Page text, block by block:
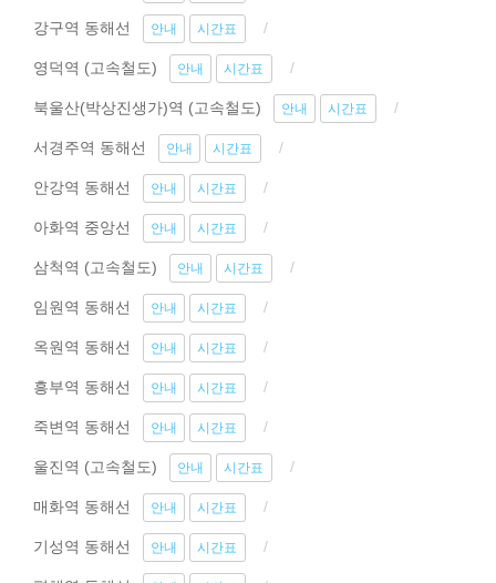
강구역 동해선 안내 시간표
영덕역 (고속철도) 안내 시간표
북울산(박상진생가)역 (고속철도) 안내 시간표
서경주역 동해선 안내 시간표
안강역 동해선 안내 시간표
아화역 중앙선 안내 시간표
삼척역 (고속철도) 안내 시간표
임원역 동해선 안내 시간표
옥원역 동해선 안내 시간표
흥부역 동해선 안내 시간표
죽변역 동해선 안내 시간표
울진역 (고속철도) 안내 시간표
매화역 동해선 안내 시간표
기성역 동해선 안내 시간표